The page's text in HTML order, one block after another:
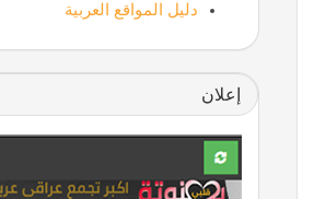
دليل المواقع العربية
إعلان